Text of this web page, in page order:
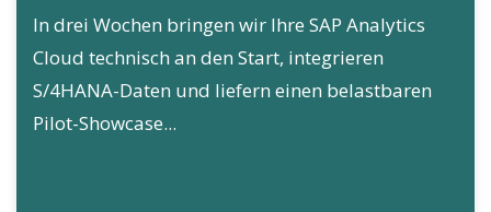
In drei Wochen bringen wir Ihre SAP Analytics
Cloud technisch an den Start, integrieren
S/4HANA-Daten und liefern einen belastbaren
Pilot-Showcase...